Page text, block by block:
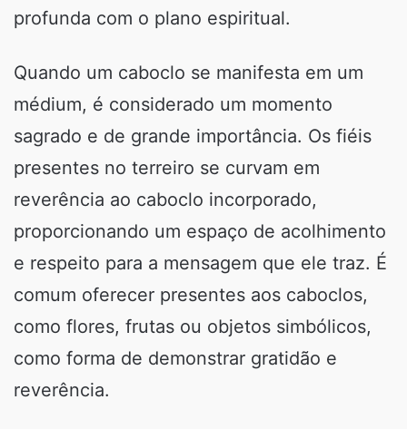
profunda com o plano espiritual.
Quando um caboclo se manifesta em um
médium, é considerado um momento
sagrado e de grande importância. Os fiéis
presentes no terreiro se curvam em
reverência ao caboclo incorporado,
proporcionando um espaço de acolhimento
e respeito para a mensagem que ele traz. É
comum oferecer presentes aos caboclos,
como flores, frutas ou objetos simbólicos,
como forma de demonstrar gratidão e
reverência.